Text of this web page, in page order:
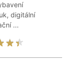
digitální
...